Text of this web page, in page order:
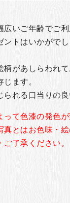
いご年齢でご利
トはいかがでし
があしらわれ
ます。
れる口当りの良
て色漆の発色が
とはお色味・
了承ください。